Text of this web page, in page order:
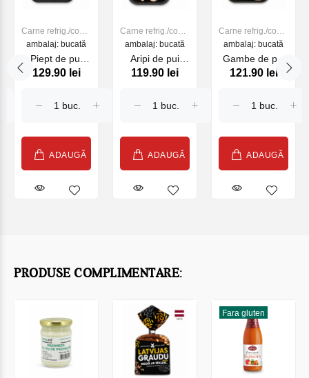
Carne refrig./cong.
de PUI
ambalaj: bucată
Piept de pui
500g
129.90 lei
ADAUGĂ
Carne refrig./cong.
de PUI
ambalaj: bucată
Aripi de pui
900g
119.90 lei
ADAUGĂ
Carne refrig./cong.
de PUI
ambalaj: bucată
Gambe de pui
900g
121.90 lei
ADAUGĂ
PRODUSE COMPLIMENTARE:
Fara gluten